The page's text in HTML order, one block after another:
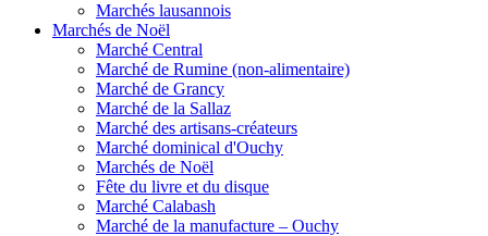
Marchés lausannois
Marchés de Noël
Marché Central
Marché de Rumine (non-alimentaire)
Marché de Grancy
Marché de la Sallaz
Marché des artisans-créateurs
Marché dominical d'Ouchy
Marchés de Noël
Fête du livre et du disque
Marché Calabash
Marché de la manufacture – Ouchy